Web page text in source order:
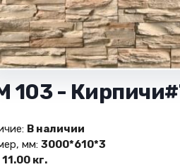
103 -
В наличии
мм: 3000*610*3
11.00 кг.